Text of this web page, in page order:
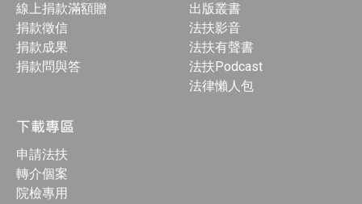
線上捐款滿額贈
捐款徵信
捐款成果
捐款問與答
出版叢書
法扶影音
法扶有聲書
法扶Podcast
法律懶人包
下載專區
申請法扶
轉介個案
院檢專用